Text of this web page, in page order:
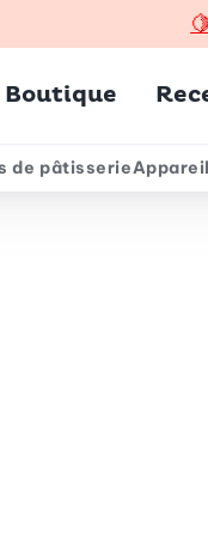
🍋
principal
Boutique
de pâtisserie